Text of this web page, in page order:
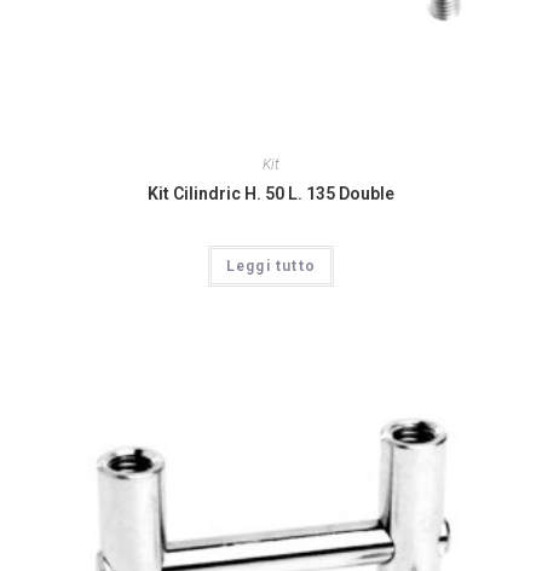
Kit
Kit Cilindric H. 50 L. 135 Double
Leggi tutto